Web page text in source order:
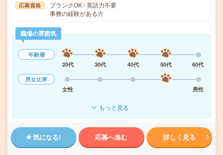
応募資格
ブランクOK / 英語力不要
事務の経験がある方
職場の雰囲気
年齢層
20代
30代 40代 50代
60代
男女比率
女性
男性
もっと見る
気になる! 応募へ進む 詳しく見る